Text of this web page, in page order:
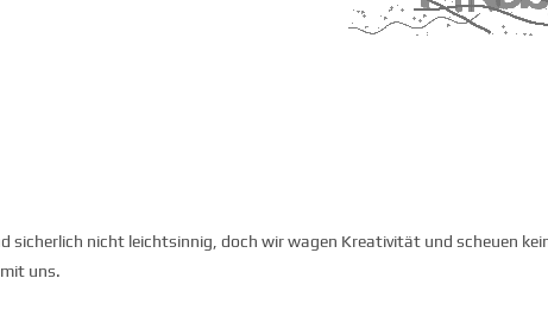
sicherlich nicht leichtsinnig, doch wir wagen Kreativität und scheuen
uns.